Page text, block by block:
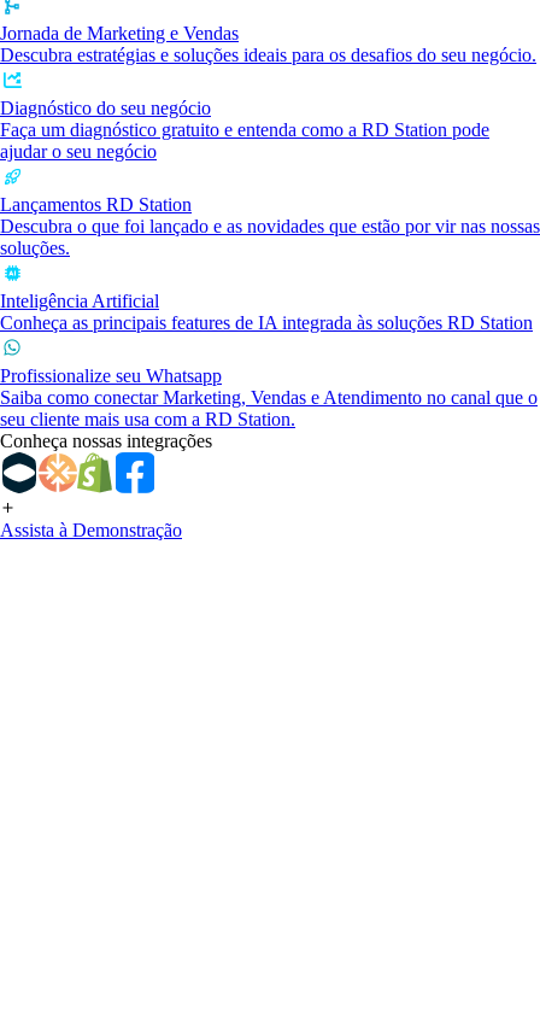
Jornada de Marketing e Vendas
Descubra estratégias e soluções ideais para os desafios do seu negócio.
Diagnóstico do seu negócio
Faça um diagnóstico gratuito e entenda como a RD Station pode
ajudar o seu negócio
Lançamentos RD Station
Descubra o que foi lançado e as novidades que estão por vir nas nossas
soluções.
Inteligência Artificial
Conheça as principais features de IA integrada às soluções RD Station
Profissionalize seu Whatsapp
Saiba como conectar Marketing, Vendas e Atendimento no canal que o
seu cliente mais usa com a RD Station.
Conheça nossas integrações
Assista à Demonstração